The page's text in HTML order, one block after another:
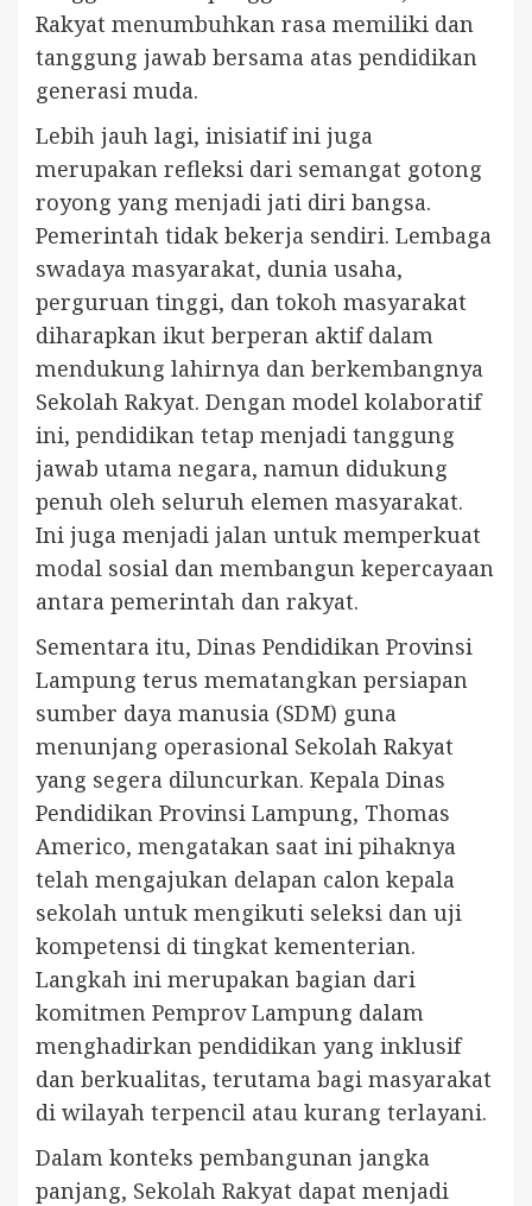
Rakyat menumbuhkan rasa memiliki dan
tanggung jawab bersama atas pendidikan
generasi muda.
Lebih jauh lagi, inisiatif ini juga
merupakan refleksi dari semangat gotong
royong yang menjadi jati diri bangsa.
Pemerintah tidak bekerja sendiri. Lembaga
swadaya masyarakat, dunia usaha,
perguruan tinggi, dan tokoh masyarakat
diharapkan ikut berperan aktif dalam
mendukung lahirnya dan berkembangnya
Sekolah Rakyat. Dengan model kolaboratif
ini, pendidikan tetap menjadi tanggung
jawab utama negara, namun didukung
penuh oleh seluruh elemen masyarakat.
Ini juga menjadi jalan untuk memperkuat
modal sosial dan membangun kepercayaan
antara pemerintah dan rakyat.
Sementara itu, Dinas Pendidikan Provinsi
Lampung terus mematangkan persiapan
sumber daya manusia (SDM) guna
menunjang operasional Sekolah Rakyat
yang segera diluncurkan. Kepala Dinas
Pendidikan Provinsi Lampung, Thomas
Americo, mengatakan saat ini pihaknya
telah mengajukan delapan calon kepala
sekolah untuk mengikuti seleksi dan uji
kompetensi di tingkat kementerian.
Langkah ini merupakan bagian dari
komitmen Pemprov Lampung dalam
menghadirkan pendidikan yang inklusif
dan berkualitas, terutama bagi masyarakat
di wilayah terpencil atau kurang terlayani.
Dalam konteks pembangunan jangka
panjang, Sekolah Rakyat dapat menjadi